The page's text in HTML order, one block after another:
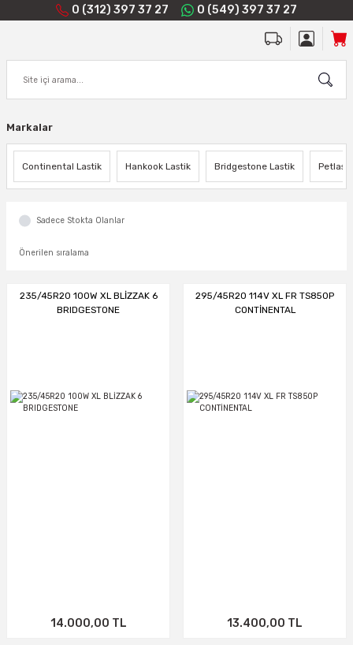
0 (312) 397 37 27 0 (549) 397 37 27
Markalar
Continental Lastik Hankook Lastik Bridgestone Lastik Petlas
Sadece Stokta Olanlar
235/45R20 100W XL BLİZZAK 6
BRIDGESTONE
14.000,00 TL
295/45R20 114V XL FR TS850P
CONTİNENTAL
13.400,00 TL